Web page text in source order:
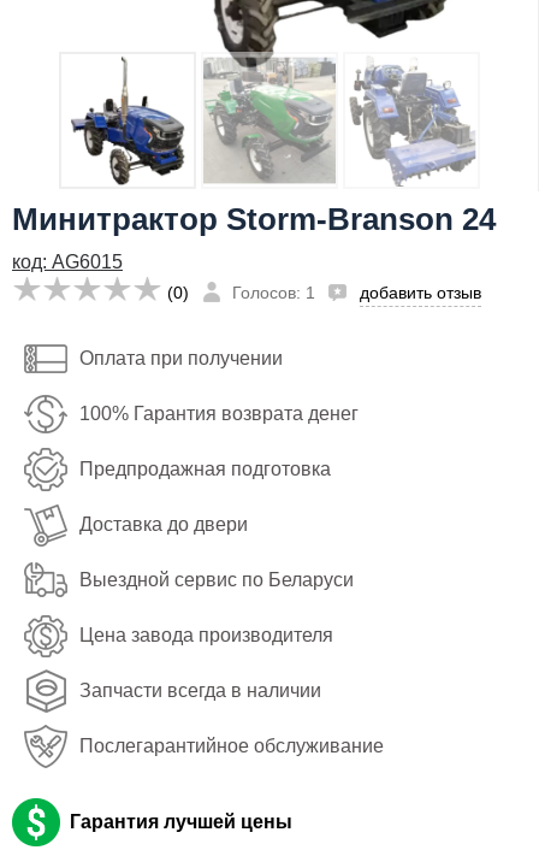
Минитрактор Storm-Branson 24
код: AG6015
(0) Голосов: 1 добавить отзыв
Оплата при получении
100% Гарантия возврата денег
Предпродажная подготовка
Доставка до двери
Выездной сервис по Беларуси
Цена завода производителя
Запчасти всегда в наличии
Послегарантийное обслуживание
Гарантия лучшей цены
Я даю согласие наобработку персональных данных
Сообщить о поступлении
434,600 руб
Email:
Телефон*:
Сообщить о поступлении